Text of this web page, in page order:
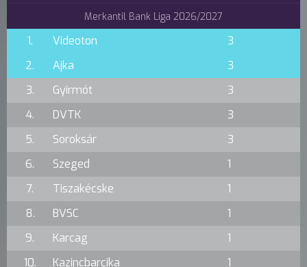
Merkantil Bank Liga 2026/2027
1. Videoton
3
2.
Ajka
3
3.
Gyirmót
3
4.
DVTK
3
5.
Soroksár
3
6.
Szeged
1
7.
Tiszakécske
1
8.
BVSC
1
9.
Karcag
1
10.
Kazincbarcika 1